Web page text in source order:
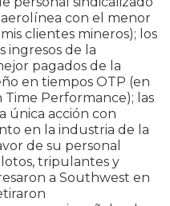
con el menor
clientes mineros); los
ingresos de la
pagados de la
en tiempos OTP (en
Time Performance); las
única acción con
en la industria de la
de su personal
tripulantes y
a Southwest en